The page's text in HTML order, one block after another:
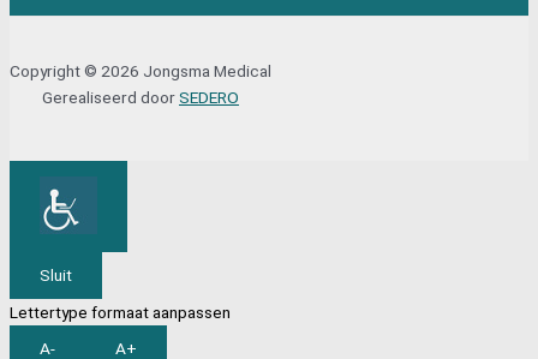
Copyright © 2026 Jongsma Medical
Gerealiseerd doorSEDERO
Sluit
Lettertype formaat aanpassen
A-
A+